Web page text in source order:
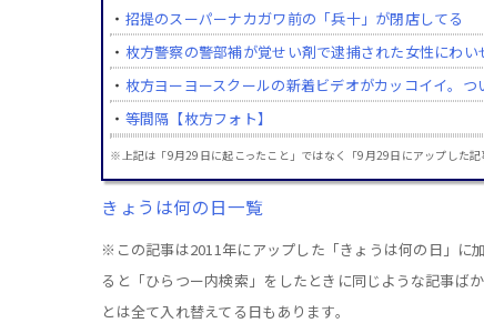
・ 招提のスーパーナカガワ前の「兵十」が閉店してる
・ 枚方警察の警部補が覚せい剤で逮捕された女性にわ
・ 枚方ヨーヨースクールの新着ビデオがカッコイイ。
・ 等間隔【枚方フォト】
※上記は「9月29日に起こったこと」ではなく「9月29日にアップした記
きょうは何の日一覧
※この記事は2011年にアップした「きょうは何の日」に
ると「ひらつー内検索」をしたときに同じような記事ば
とは全て入れ替えてる日もあります。